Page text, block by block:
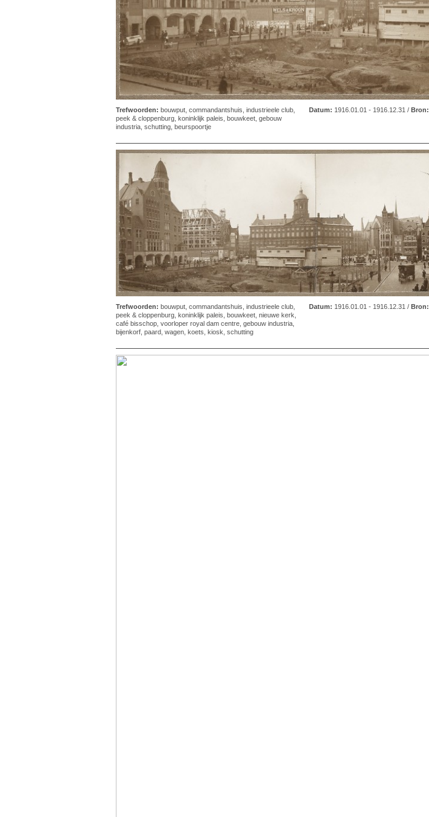
Trefwoorden: bouwput commandantshuis industrieele club
peek & cloppenburg koninklijk paleis bouwkeet gebouw
industria schutting beurspoortje
Datum: 1916.01.01 - 1916.12.31 / Bron:
Trefwoorden: bouwput, commandantshuis, industrieele club,
peek & cloppenburg, koninklijk paleis, bouwkeet, nieuwe kerk,
café bisschop, voorloper royal dam centre, gebouw industria,
bijenkorf, paard, wagen, koets, kiosk, schutting
Datum: 1916.01.01 - 1916.12.31 / Bron: